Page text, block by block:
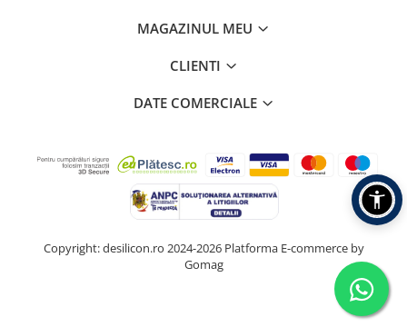
MAGAZINUL MEU
CLIENTI
DATE COMERCIALE
Copyright: desilicon.ro 2024-2026 Platforma E-commerce by
Gomag